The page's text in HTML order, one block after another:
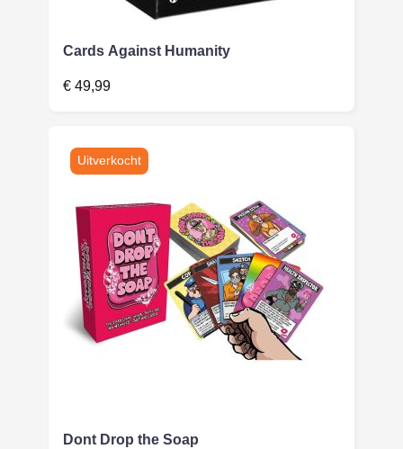
Cards Against Humanity
€ 49,99
Dont Drop the Soap